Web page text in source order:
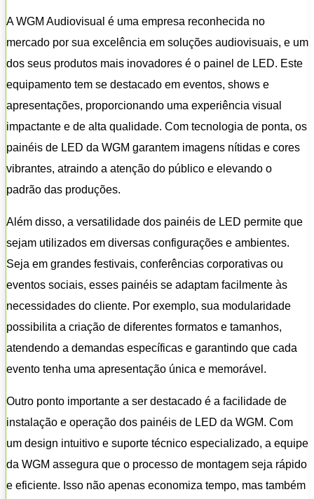
A WGM Audiovisual é uma empresa reconhecida no
mercado por sua excelência em soluções audiovisuais, e um
dos seus produtos mais inovadores é o painel de LED. Este
equipamento tem se destacado em eventos, shows e
apresentações, proporcionando uma experiência visual
impactante e de alta qualidade. Com tecnologia de ponta, os
painéis de LED da WGM garantem imagens nítidas e cores
vibrantes, atraindo a atenção do público e elevando o
padrão das produções.
Além disso, a versatilidade dos painéis de LED permite que
sejam utilizados em diversas configurações e ambientes.
Seja em grandes festivais, conferências corporativas ou
eventos sociais, esses painéis se adaptam facilmente às
necessidades do cliente. Por exemplo, sua modularidade
possibilita a criação de diferentes formatos e tamanhos,
atendendo a demandas específicas e garantindo que cada
evento tenha uma apresentação única e memorável.
Outro ponto importante a ser destacado é a facilidade de
instalação e operação dos painéis de LED da WGM. Com
um design intuitivo e suporte técnico especializado, a equipe
da WGM assegura que o processo de montagem seja rápido
e eficiente. Isso não apenas economiza tempo, mas também